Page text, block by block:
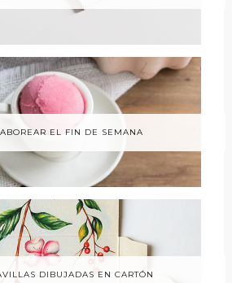
EL FIN DE SEMANA
DIBUJADAS EN CARTÓN